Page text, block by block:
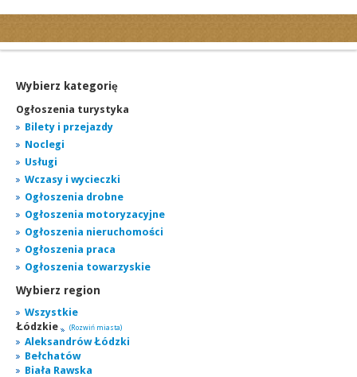
Ogłoszenia motoryzacyjne
Ogłoszenia nieruchomości
Ogłoszenia praca
Ogłoszenia turystyka
Ogłoszenia towarzyskie
Regiony
miasta...
Wybierz kategorię
Ogłoszenia turystyka
Bilety i przejazdy
Noclegi
Usługi
Wczasy i wycieczki
Ogłoszenia drobne
Ogłoszenia motoryzacyjne
Ogłoszenia nieruchomości
Ogłoszenia praca
Ogłoszenia towarzyskie
Wybierz region
Wszystkie
Łódzkie
(Rozwiń miasta)
Aleksandrów Łódzki
Bełchatów
Biała Rawska